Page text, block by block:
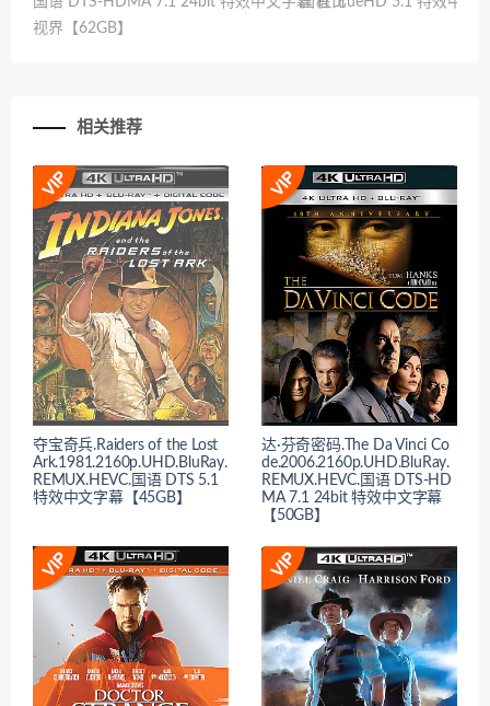
视界【62GB】
相关推荐
夺宝奇兵.Raiders of the Lost
Ark.1981.2160p.UHD.BluRay.
REMUX.HEVC.国语 DTS 5.1
特效中文字幕【45GB】
达·芬奇密码.The Da Vinci Co
de.2006.2160p.UHD.BluRay.
REMUX.HEVC.国语 DTS-HD
MA 7.1 24bit 特效中文字幕
【50GB】